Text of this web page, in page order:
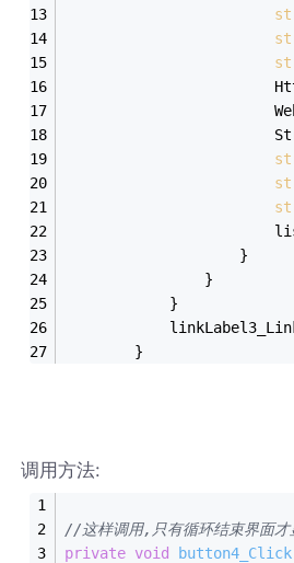
                    }
                }
            }
        }
调用方法:
//这样调用,只有循环结束界面才
private void button4_Click